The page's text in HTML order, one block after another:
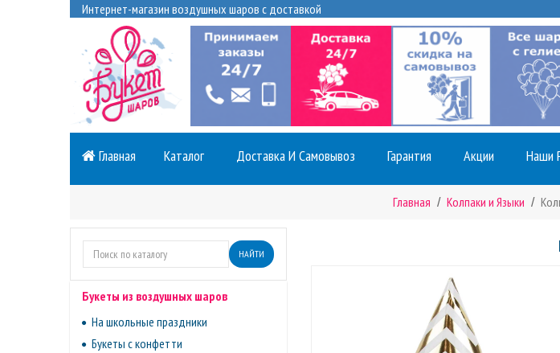
Интернет-магазин воздушных шаров с доставкой
Главная Каталог Доставка И Самовывоз Гарантия Акции Наши
Главная Колпаки и Языки
НАЙТИ
Букеты из воздушных шаров
На школьные праздники
Букеты с конфетти